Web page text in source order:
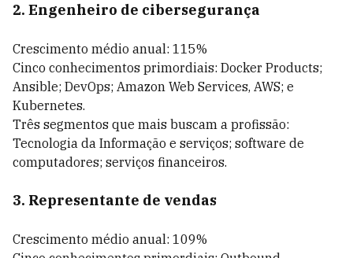
2. Engenheiro de cibersegurança
Crescimento médio anual: 115%
Cinco conhecimentos primordiais: Docker Products;
Ansible; DevOps; Amazon Web Services, AWS; e
Kubernetes.
Três segmentos que mais buscam a profissão:
Tecnologia da Informação e serviços; software de
computadores; serviços financeiros.
3. Representante de vendas
Crescimento médio anual: 109%